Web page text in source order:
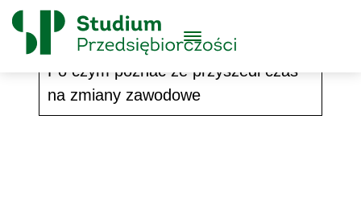
Skip to content
Główne
Logo
Menu
Po czym poznać że przyszedł czas
na zmiany zawodowe